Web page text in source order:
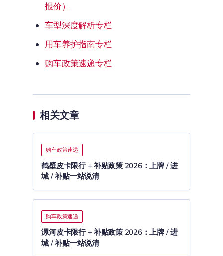
报价）
车型深度解析专栏
用车养护指南专栏
购车政策速递专栏
相关文章
购车政策速递
鹤壁皮卡限行 + 补贴政策 2026：上牌 / 进
城 / 补贴一站说清
购车政策速递
漯河皮卡限行 + 补贴政策 2026：上牌 / 进
城 / 补贴一站说清